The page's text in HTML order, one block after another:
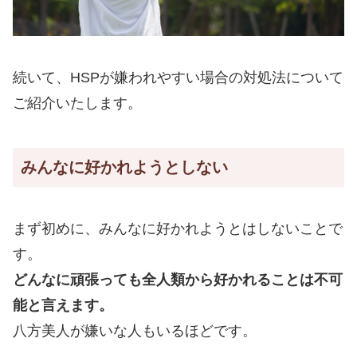
続いて、HSPが嫌われやすい場合の対処法について
ご紹介いたします。
みんなに好かれようとしない
まず初めに、みんなに好かれようとはしないことで
す。
どんなに頑張っても全人類から好かれることは不可
能と言えます。
八方美人が嫌いな人もいるほどです。